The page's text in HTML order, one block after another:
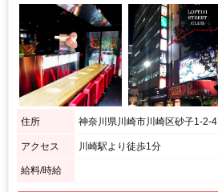
住所 神奈川県川崎市川崎区砂子1-2-4
アクセス 川崎駅より徒歩1分
給料/時給